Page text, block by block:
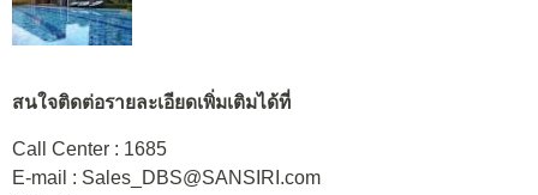
สนใจติดต่อรายละเอียดเพิ่มเติมได้ที่
Call Center : 1685
E-mail : Sales_DBS@SANSIRI.com